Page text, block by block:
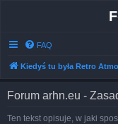
FAQ
Kiedyś tu była Retro
Forum arhn.eu -
Ten tekst opisuje, w jaki